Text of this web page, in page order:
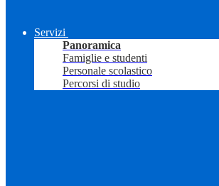
Servizi
Panoramica
Famiglie e studenti
Personale scolastico
Percorsi di studio